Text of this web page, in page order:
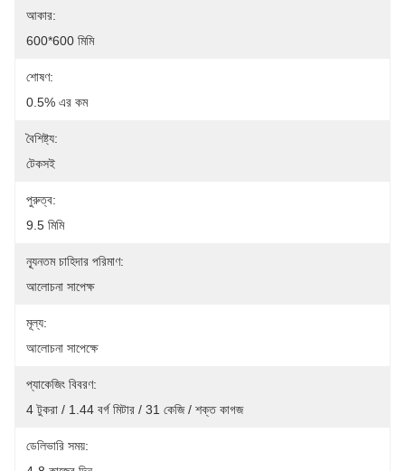
আকার:
600*600 মিমি
শোষণ:
0.5% এর কম
বৈশিষ্ট্য:
টেকসই
পুরুত্ব:
9.5 মিমি
ন্যূনতম চাহিদার পরিমাণ:
আলোচনা সাপেক্ষ
মূল্য:
আলোচনা সাপেক্ষে
প্যাকেজিং বিবরণ:
4 টুকরা / 1.44 বর্গ মিটার / 31 কেজি / শক্ত কাগজ
ডেলিভারি সময়: